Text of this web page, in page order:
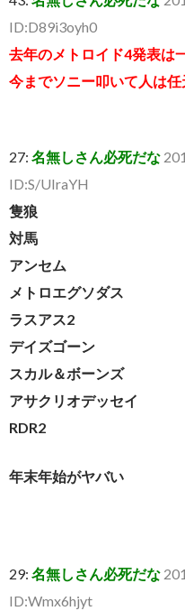
ID:D89i3oyh0
去年のメトロイド4発表は
今までソニー叩いて人は
27: 名無しさん必死だな
ID:S/UIraYH
隻狼
対馬
アンセム
メトロエグソダス
ラスアス2
デイズゴーン
スカル＆ボーンズ
アサクリオデッセイ
RDR2
年末年始がヤバい
29: 名無しさん必死だな
ID:Wmx6hjyt